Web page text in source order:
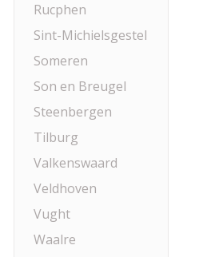
Rucphen
Sint-Michielsgestel
Someren
Son en Breugel
Steenbergen
Tilburg
Valkenswaard
Veldhoven
Vught
Waalre